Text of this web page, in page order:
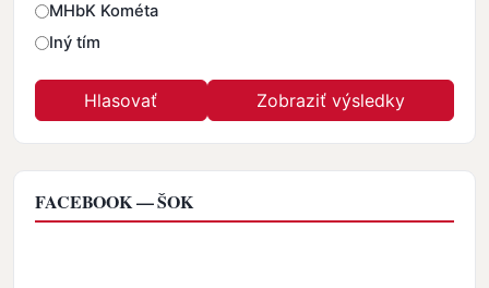
MHbK Kométa
Iný tím
FACEBOOK — ŠOK